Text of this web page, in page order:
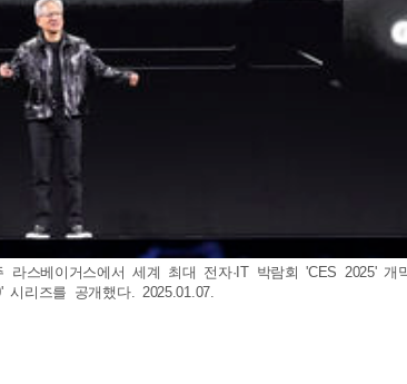
라스베이거스에서 세계 최대 전자·IT 박람회 'CES 2025'
리즈를 공개했다. 2025.01.07.